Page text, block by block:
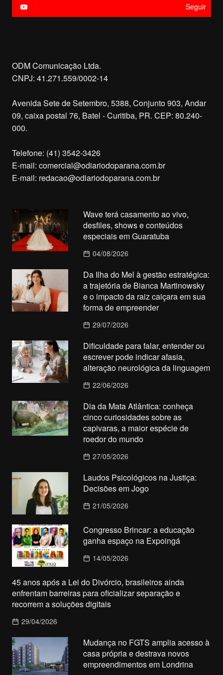
Seguir
ODM Comunicação Ltda.
CNPJ: 41.271.559/0002-14
Avenida Sete de Setembro, 5388, Conjunto 903, Andar
09, caixa postal 76, Batel - Curitiba, PR. CEP: 80.240-
000.
Telefone: (41) 3542-3426
E-mail: comercial@odiariodoparana.com.br
E-mail: redacao@odiariodoparana.com.br
Wave terá casamento ao vivo,
desfiles, shows e conteúdos
especiais em Guaratuba
04/08/2026
Da Ilha do Mel à gestão estratégica:
a trajetória de Bianca Martinowsky
e o impacto da raiz caiçara em sua
forma de empreender
29/07/2026
Dificuldade para falar, entender ou
escrever pode indicar afasia,
alteração neurológica da linguagem
22/06/2026
Dia da Mata Atlântica: conheça
cinco curiosidades sobre as
capivaras, a maior espécie de
roedor do mundo
27/05/2026
Laudos Psicológicos na Justiça:
Decisões em Jogo
21/05/2026
Congresso Brincar: a educação
ganha espaço na Expoingá
14/05/2026
45 anos após a Lei do Divórcio, brasileiros ainda
enfrentam barreiras para oficializar separação e
recorrem a soluções digitais
29/04/2026
Mudança no FGTS amplia acesso à
casa própria e destrava novos
empreendimentos em Londrina